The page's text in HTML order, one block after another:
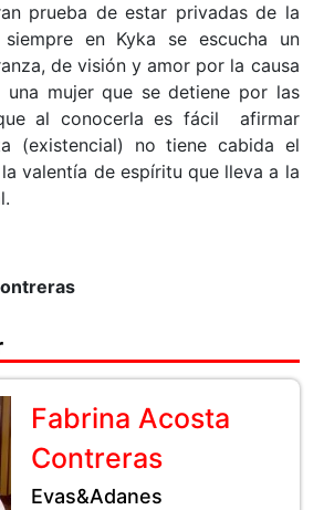
prueba de estar privadas de la
en Kyka se escucha un
de visión y amor por la causa
una mujer que se detiene por las
al conocerla es fácil afirmar
(existencial) no tiene cabida el
valentía de espíritu que lleva a la
Fabrina Acosta
Contreras
Evas&Adanes